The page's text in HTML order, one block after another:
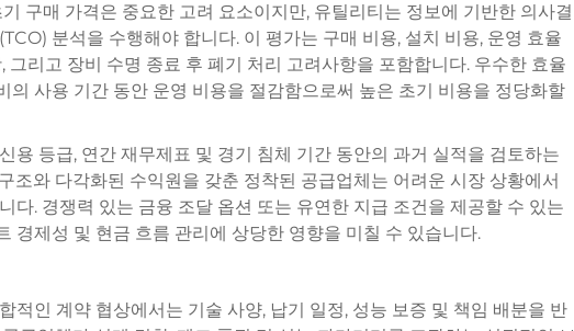
구매 가격은 중요한 고려 요소이지만, 유틸리티는 정보에 기반한 의사결
분석을 수행해야 합니다. 이 평가는 구매 비용, 설치 비용, 운영 효율
그리고 장비 수명 종료 후 폐기 처리 고려사항을 포함합니다. 우수한 효율
의 사용 기간 동안 운영 비용을 절감함으로써 높은 초기 비용을 정당화할
용 등급, 연간 재무제표 및 경기 침체 기간 동안의 과거 실적을 검토하는
조와 다각화된 수익원을 갖춘 정착된 공급업체는 어려운 시장 상황에서
다. 경쟁력 있는 금융 조달 옵션 또는 유연한 지급 조건을 제공할 수 있는
경제성 및 현금 흐름 관리에 상당한 영향을 미칠 수 있습니다.
적인 계약 협상에서는 기술 사양, 납기 일정, 성능 보증 및 책임 배분을 반